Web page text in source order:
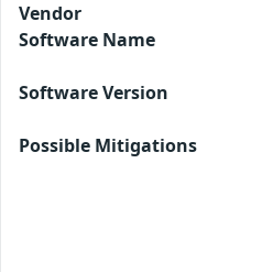
Vendor
Software Name
Software Version
Possible Mitigations